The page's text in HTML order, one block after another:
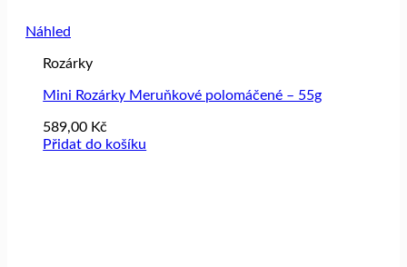
Náhled
Rozárky
Mini Rozárky Meruňkové polomáčené – 55g
589,00 Kč
Přidat do košíku